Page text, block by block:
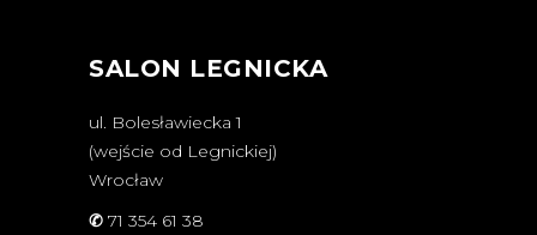
SALON LEGNICKA
ul. Bolesławiecka 1
(wejście od Legnickiej)
Wrocław
✆ 71 354 61 38